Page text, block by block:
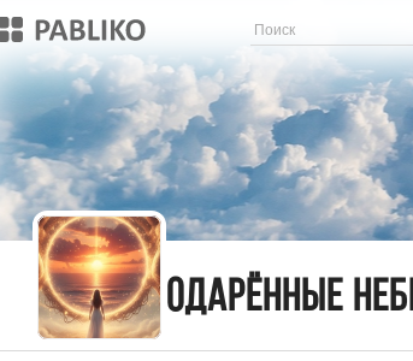
Одарённые небесами.
Одарённые